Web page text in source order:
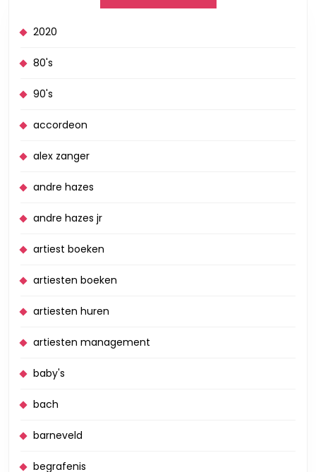
2020
80's
90's
accordeon
alex zanger
andre hazes
andre hazes jr
artiest boeken
artiesten boeken
artiesten huren
artiesten management
baby's
bach
barneveld
begrafenis